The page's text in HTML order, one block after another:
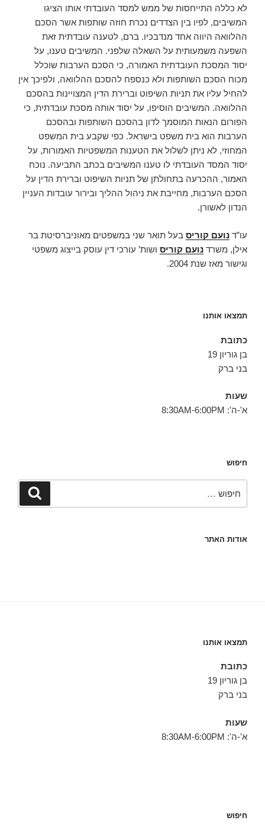
לא כללה התייחסות של ממש למסד העובדתי אותו הציגו
המשיבים, לפיו בין הצדדים נכרת חוזה שותפות אשר הסכם
ההלוואה היווה אחד מנדבכיו. ברם, לטענה עובדתית זאת
השפעה משמעותית על השאלה שלפני. המשיבים טענו, על
יסוד המסכת העובדתית האמורה, כי הסכם הערבות שוכלל
מכוח הסכם השותפות ולא כנספח להסכם ההלוואה, ולפיכך אין
להחיל עליו את תניות השיפוט וברירת הדין המצויינות בהסכם
ההלוואה. המשיבים הוסיפו, על יסוד אותה מסכת עובדתית, כי
הפורום הנאות המוסמך לדון בהסכם השותפות ובהסכם
הערבות הוא בית משפט בישראל. כפי שקבע בית המשפט
המחוזי, לא ניתן לשלול את הטענות המשפטיות האמורות, על
יסוד המסד העובדתי לו טענו המשיבים בכתב התביעה. נוכח
האמור, ההכרעה בתחולתן של תניות השיפוט וברירת הדין על
הסכם הערבות, מחייבת את ניהול ההליך ובירור עובדות העניין
הנדון לאשורן.
עו”ד נועם קוריס בעל תואר שני במשפטים מאוניברסיטת בר
אילן, משרד נועם קוריס ושות’ עורכי דין עוסק בייצוג משפטי
וגישור מאז שנת 2004.
תמצאו אותנו
כתובת
בן גוריון 19
בני ברק
שעות
א'-ה': 8:30AM-6:00PM
חיפוש
חיפוש
אודות האתר
תמצאו אותנו
כתובת
בן גוריון 19
בני ברק
שעות
א'-ה': 8:30AM-6:00PM
חיפוש